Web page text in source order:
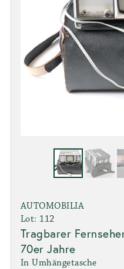
AUTOMOBILIA
Lot: 112
Tragbarer
70er Jahre
In Umhängetasche